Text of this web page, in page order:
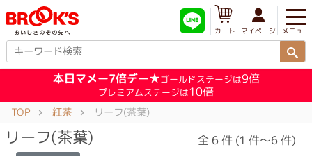
メニュー
マイページ
カート
本日マメー7倍デー★ゴールドステージは9倍
プレミアムステージは10倍
TOP 紅茶 リーフ(茶葉)
リーフ(茶葉) 全 6 件 (1 件～6 件)